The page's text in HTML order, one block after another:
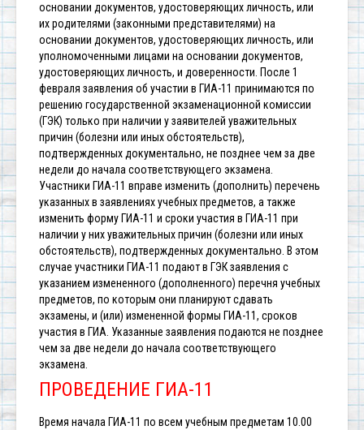
основании документов, удостоверяющих личность, или
их родителями (законными представителями) на
основании документов, удостоверяющих личность, или
уполномоченными лицами на основании документов,
удостоверяющих личность, и доверенности. После 1
февраля заявления об участии в ГИА-11 принимаются по
решению государственной экзаменационной комиссии
(ГЭК) только при наличии у заявителей уважительных
причин (болезни или иных обстоятельств),
подтвержденных документально, не позднее чем за две
недели до начала соответствующего экзамена.
Участники ГИА-11 вправе изменить (дополнить) перечень
указанных в заявлениях учебных предметов, а также
изменить форму ГИА-11 и сроки участия в ГИА-11 при
наличии у них уважительных причин (болезни или иных
обстоятельств), подтвержденных документально. В этом
случае участники ГИА-11 подают в ГЭК заявления с
указанием измененного (дополненного) перечня учебных
предметов, по которым они планируют сдавать
экзамены, и (или) измененной формы ГИА-11, сроков
участия в ГИА. Указанные заявления подаются не позднее
чем за две недели до начала соответствующего
экзамена.
ПРОВЕДЕНИЕ ГИА-11
Время начала ГИА-11 по всем учебным предметам 10.00